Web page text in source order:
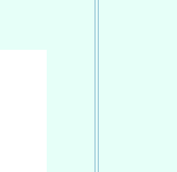
tout en
MERYL